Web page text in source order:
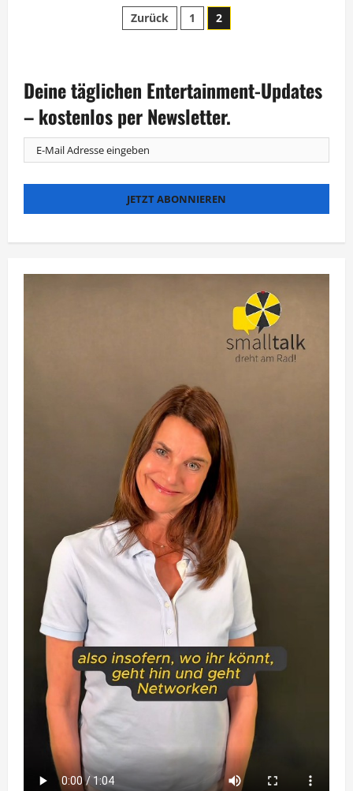
Entertainment
produziert
SemperOpernball
Seitennummerierung
Beiträge
Zurück 1 2
Deine täglichen Entertainment-Updates
– kostenlos per Newsletter.